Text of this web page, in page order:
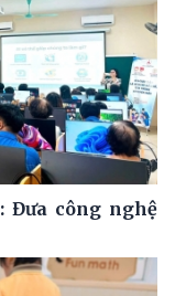
Đưa công nghệ